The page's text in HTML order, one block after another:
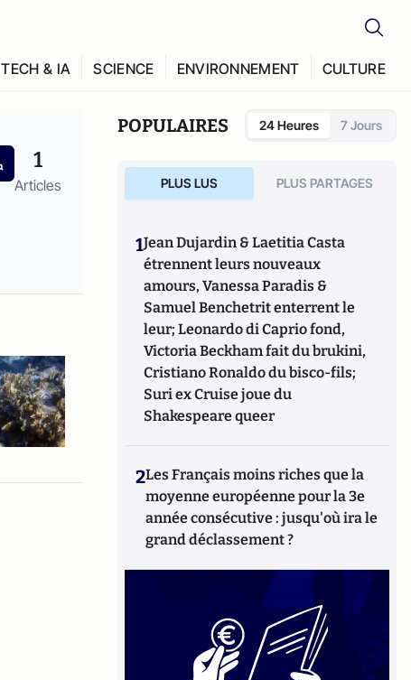
TECH & IA SCIENCE ENVIRONNEMENT CULTURE
1
Articles
POPULAIRES 24 Heures 7 Jours
PLUS LUS PLUS PARTAGES
1Jean Dujardin & Laetitia Casta
étrennent leurs nouveaux
amours, Vanessa Paradis &
Samuel Benchetrit enterrent le
leur; Leonardo di Caprio fond,
Victoria Beckham fait du brukini,
Cristiano Ronaldo du bisco-fils;
Suri ex Cruise joue du
Shakespeare queer
2Les Français moins riches que la
moyenne européenne pour la 3e
année consécutive : jusqu'où ira le
grand déclassement ?